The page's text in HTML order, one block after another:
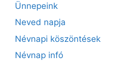
Ünnepeink
Neved napja
Névnapi köszöntések
Névnap infó